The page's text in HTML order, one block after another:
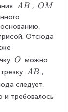
\
\
A
B
AB , \
M
OM
основанию,
Отсюда
\
\
O
O можно
\
\
A
B
AB ,
следует,
и требовалось